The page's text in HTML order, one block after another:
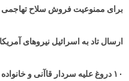
برای ممنوعیت فروش سلاح تهاجمی
ارسال تاد به اسرائیل نیروهای
۱۰ دروغ علیه سردار قاآنی و خانواده اش